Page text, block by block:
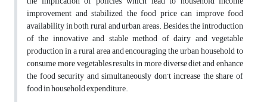
improvement and stabilized the food price can improve food
availability in both rural and urban areas. Besides, the introduction
of the innovative and stable method of dairy and vegetable
production in a rural area and encouraging the urban household to
consume more vegetables results in more diverse diet and enhance
the food security and simultaneously don’t increase the share of
food in household expenditure.